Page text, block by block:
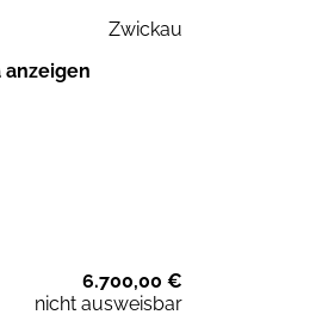
Zwickau
anzeigen
6.700,00 €
nicht ausweisbar